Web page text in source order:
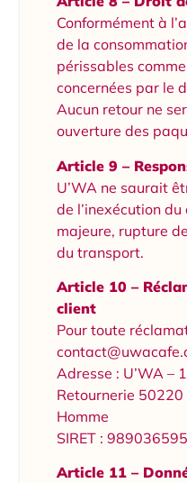
Conformément à
de la
périssables
concernées par le
Aucun retour ne
ouverture des
Article 9 –
U’WA ne saurait
de l’inexécution
majeure, rupture
du transport.
Article 10 –
client
Pour toute
Adresse : U’WA –
Retournerie
Homme
SIRET :
Article 11 –